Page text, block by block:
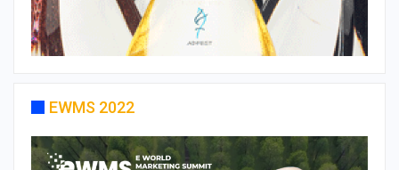
EWMS 2022